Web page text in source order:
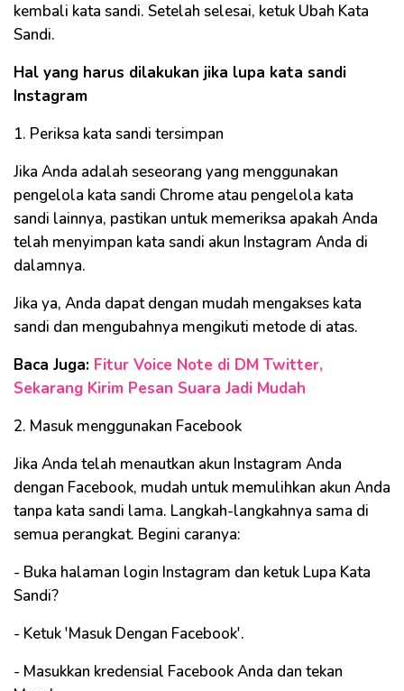
kembali kata sandi. Setelah selesai, ketuk Ubah Kata
Sandi.
Hal yang harus dilakukan jika lupa kata sandi
Instagram
1. Periksa kata sandi tersimpan
Jika Anda adalah seseorang yang menggunakan
pengelola kata sandi Chrome atau pengelola kata
sandi lainnya, pastikan untuk memeriksa apakah Anda
telah menyimpan kata sandi akun Instagram Anda di
dalamnya.
Jika ya, Anda dapat dengan mudah mengakses kata
sandi dan mengubahnya mengikuti metode di atas.
Baca Juga: Fitur Voice Note di DM Twitter,
Sekarang Kirim Pesan Suara Jadi Mudah
2. Masuk menggunakan Facebook
Jika Anda telah menautkan akun Instagram Anda
dengan Facebook, mudah untuk memulihkan akun Anda
tanpa kata sandi lama. Langkah-langkahnya sama di
semua perangkat. Begini caranya:
- Buka halaman login Instagram dan ketuk Lupa Kata
Sandi?
- Ketuk 'Masuk Dengan Facebook'.
- Masukkan kredensial Facebook Anda dan tekan